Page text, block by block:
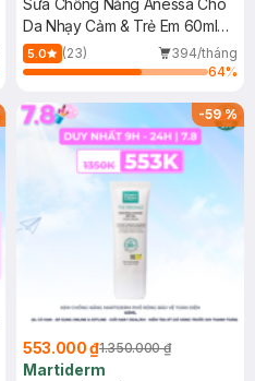
Sữa Chống Nắng Anessa Cho
Da Nhạy Cảm & Trẻ Em 60ml
(Mới)
5.0 (23)
394/tháng
64%
-59%
553.000 ₫1.350.000 ₫
Martiderm